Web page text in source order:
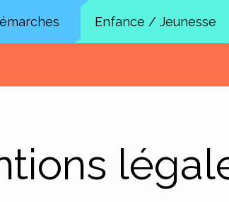
Enfance / Jeunesse